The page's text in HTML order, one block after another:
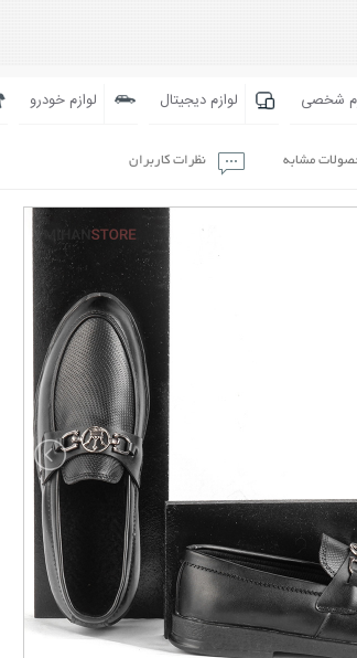
شخصی لوازم دیجیتال لوازم خودرو
مشابه نظرات کاربران